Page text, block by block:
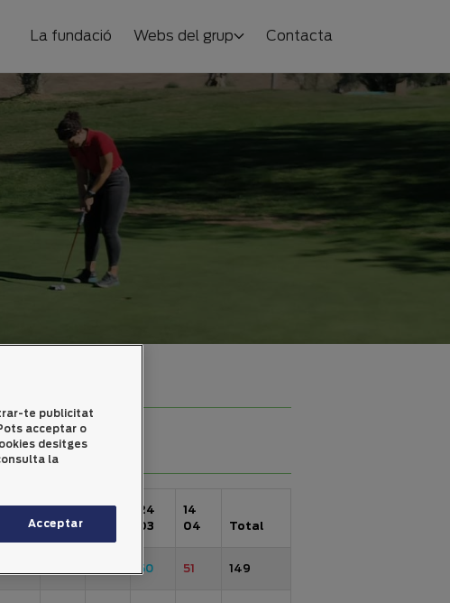
La fundació Webs del grup Contacta
21
01
25
24
03
14
04
Total
50 51 149
te publicitat
acceptar o
desitges
la
Acceptar